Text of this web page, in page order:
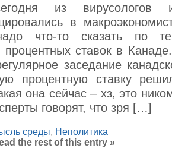
из вирусологов и
в
что-то сказать по
ставок в
заседание
процентную ставку
она сейчас – хз, это
говорят, что зря […]
среды, Неполитика
the rest of this entry »